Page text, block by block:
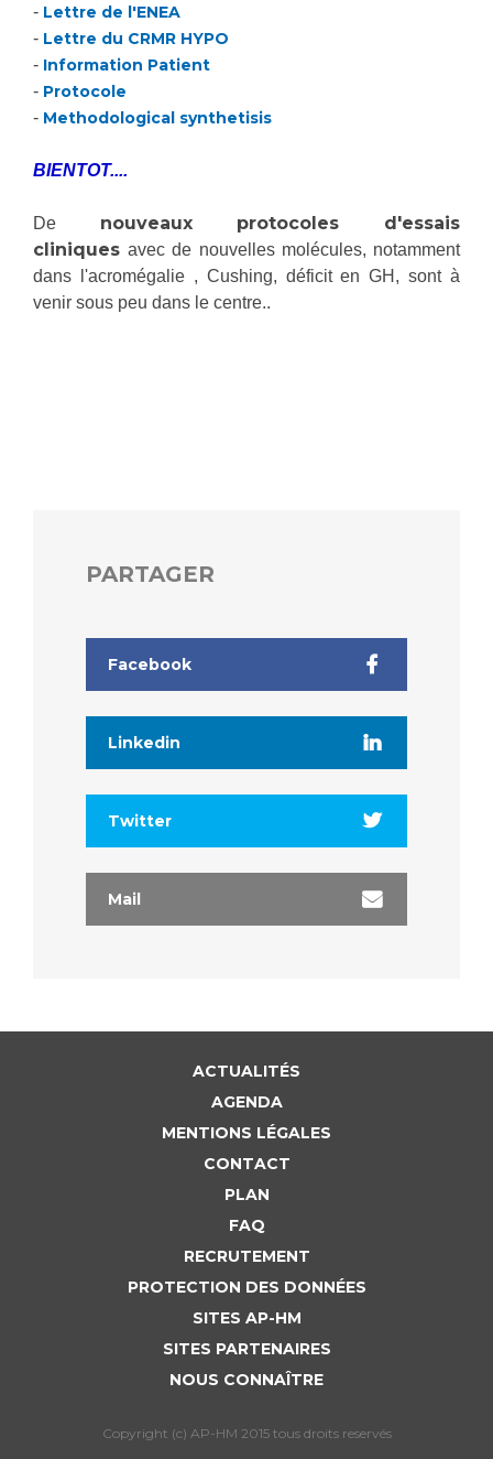
- Lettre de l'ENEA
- Lettre du CRMR HYPO
- Information Patient
- Protocole
- Methodological synthetisis
BIENTOT....
De nouveaux protocoles d'essais
cliniquesavec de nouvelles molécules, notamment
dans l'acromégalie , Cushing, déficit en GH, sont à
venir sous peu dans le centre..
PARTAGER
Facebook
Linkedin
Twitter
Mail
ACTUALITÉS
AGENDA
MENTIONS LÉGALES
CONTACT
PLAN
FAQ
RECRUTEMENT
PROTECTION DES DONNÉES
SITES AP-HM
SITES PARTENAIRES
NOUS CONNAÎTRE
Copyright (c) AP-HM 2015 tous droits reservés